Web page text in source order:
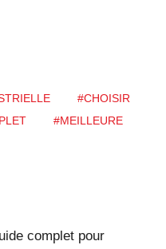
#CHOISIR
#MEILLEURE
complet pour